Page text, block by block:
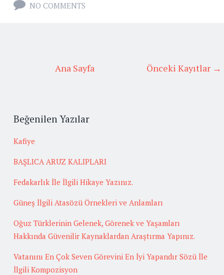
NO COMMENTS
Önceki Kayıtlar →
Ana Sayfa
Beğenilen Yazılar
Kafiye
BAŞLICA ARUZ KALIPLARI
Fedakarlık İle İlgili Hikaye Yazınız.
Güneş İlgili Atasözü Örnekleri ve Anlamları
Oğuz Türklerinin Gelenek, Görenek ve Yaşamları
Hakkında Güvenilir Kaynaklardan Araştırma Yapınız.
Vatanını En Çok Seven Görevini En İyi Yapandır Sözü İle
İlgili Kompozisyon